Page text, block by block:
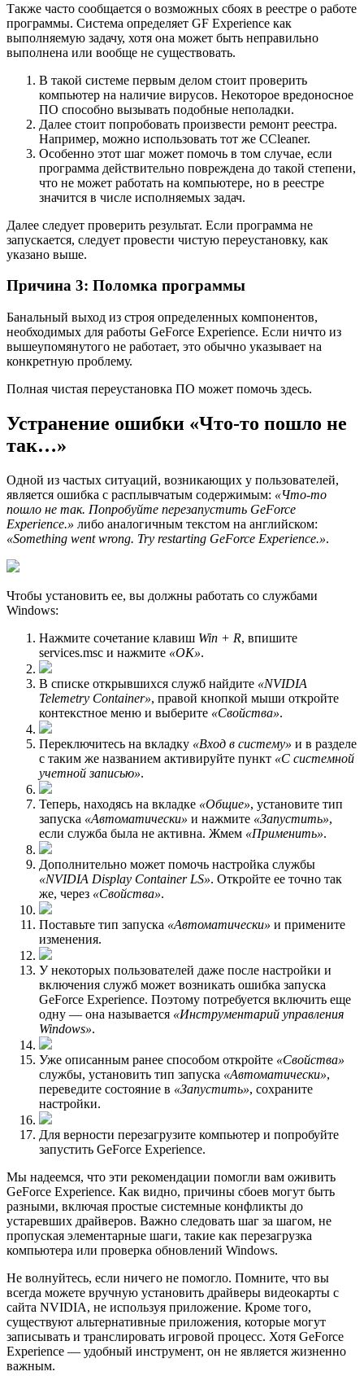
Также часто сообщается о возможных сбоях в реестре о работе
программы. Система определяет GF Experience как
выполняемую задачу, хотя она может быть неправильно
выполнена или вообще не существовать.
В такой системе первым делом стоит проверить
компьютер на наличие вирусов. Некоторое вредоносное
ПО способно вызывать подобные неполадки.
Далее стоит попробовать произвести ремонт реестра.
Например, можно использовать тот же CCleaner.
Особенно этот шаг может помочь в том случае, если
программа действительно повреждена до такой степени,
что не может работать на компьютере, но в реестре
значится в числе исполняемых задач.
Далее следует проверить результат. Если программа не
запускается, следует провести чистую переустановку, как
указано выше.
Причина 3: Поломка программы
Банальный выход из строя определенных компонентов,
необходимых для работы GeForce Experience. Если ничто из
вышеупомянутого не работает, это обычно указывает на
конкретную проблему.
Полная чистая переустановка ПO может помочь здесь.
Устранение ошибки «Что-то пошло не
так…»
Одной из частых ситуаций, возникающих у пользователей,
является ошибка с расплывчатым содержимым: «Что-то
пошло не так. Попробуйте перезапустить GeForce
Experience.» либо аналогичным текстом на английском:
«Something went wrong. Try restarting GeForce Experience.».
Чтобы установить ее, вы должны работать со службами
Windows:
Нажмите сочетание клавиш Win + R, впишите
services.msc и нажмите «ОК».
В списке открывшихся служб найдите «NVIDIA
Telemetry Container», правой кнопкой мыши откройте
контекстное меню и выберите «Свойства».
Переключитесь на вкладку «Вход в систему» и в разделе
с таким же названием активируйте пункт «С системной
учетной записью».
Теперь, находясь на вкладке «Общие», установите тип
запуска «Автоматически» и нажмите «Запустить»,
если служба была не активна. Жмем «Применить».
Дополнительно может помочь настройка службы
«NVIDIA Display Container LS». Откройте ее точно так
же, через «Свойства».
Поставьте тип запуска «Автоматически» и примените
изменения.
У некоторых пользователей даже после настройки и
включения служб может возникать ошибка запуска
GeForce Experience. Поэтому потребуется включить еще
одну — она называется «Инструментарий управления
Windows».
Уже описанным ранее способом откройте «Свойства»
службы, установить тип запуска «Автоматически»,
переведите состояние в «Запустить», сохраните
настройки.
Для верности перезагрузите компьютер и попробуйте
запустить GeForce Experience.
Мы надеемся, что эти рекомендации помогли вам оживить
GeForce Experience. Как видно, причины сбоев могут быть
разными, включая простые системные конфликты до
устаревших драйверов. Важно следовать шаг за шагом, не
пропуская элементарные шаги, такие как перезагрузка
компьютера или проверка обновлений Windows.
Не волнуйтесь, если ничего не помогло. Помните, что вы
всегда можете вручную установить драйверы видеокарты с
сайта NVIDIA, не используя приложение. Кроме того,
существуют альтернативные приложения, которые могут
записывать и транслировать игровой процесс. Хотя GeForce
Experience — удобный инструмент, он не является жизненно
важным.